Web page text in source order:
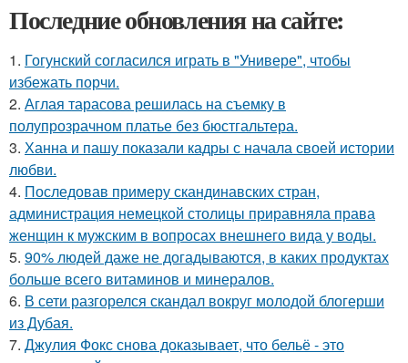
Последние обновления на сайте:
1. Гогунский согласился играть в "Универе", чтобы
избежать порчи.
2. Аглая тарасова решилась на съемку в
полупрозрачном платье без бюстгальтера.
3. Ханна и пашу показали кадры с начала своей истории
любви.
4. Последовав примеру скандинавских стран,
администрация немецкой столицы приравняла права
женщин к мужским в вопросах внешнего вида у воды.
5. 90% людей даже не догадываются, в каких продуктах
больше всего витаминов и минералов.
6. В сети разгорелся скандал вокруг молодой блогерши
из Дубая.
7. Джулия Фокс снова доказывает, что бельё - это